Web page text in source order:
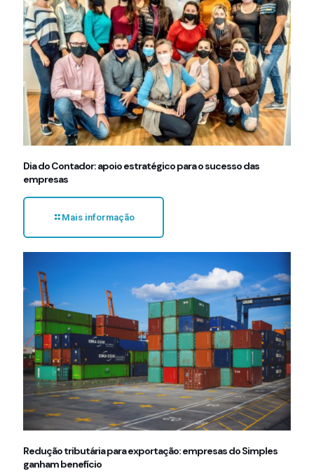
Dia do Contador: apoio estratégico para o sucesso das
empresas
Mais informação
Redução tributária para exportação: empresas do Simples
ganham benefício